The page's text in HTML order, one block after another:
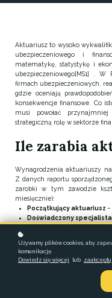
Aktuariusz to wysoko
ubezpieczeniowego i
matematykę, statystykę i
ubezpieczeniowego[MS1] .
firmach ubezpieczeniowych,
gdzie oceniają
konsekwencje finansowe. Co
musi powołać
strategiczną rolę w sektorze
Ile zarabia
Wynagrodzenia aktuariuszy
Z danych raportu
zarobki w tym zawodzie
miesięcznie):
Początkujący aktuariusz –
Doświadczony specjalista
Dla porównania, mediana w
aktuariusze zdecydowanie
Używamy plików cookies, aby
komunikację.
Dowiedz się więcej
lub